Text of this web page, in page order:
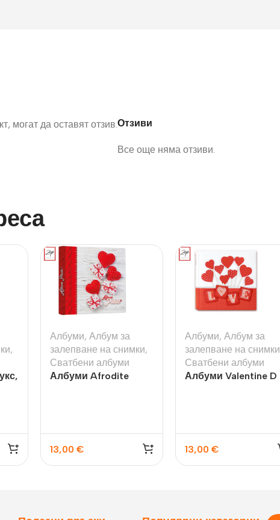
Отзиви
Все още няма отзиви.
могат да оставят отзив.
,
Албуми, Албум за
залепване на снимки,
Сватбени албуми
Албуми Afrodite
13,00 €
Албуми, Албум за
залепване на снимки
Сватбени албуми
Албуми Valentine D
13,00 €